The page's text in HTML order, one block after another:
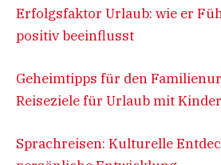
Erfolgsfaktor Urlaub: wie er
positiv beeinflusst
Geheimtipps für den
Reiseziele für Urlaub mit
Sprachreisen: Kulturelle